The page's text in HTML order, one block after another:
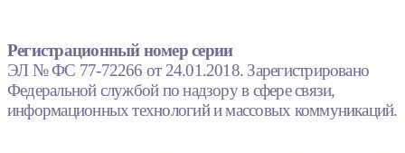
Регистрационный номер серии
ЭЛ № ФС 77-72266 от 24.01.2018. Зарегистрировано
Федеральной службой по надзору в сфере связи,
информационных технологий и массовых коммуникаций.